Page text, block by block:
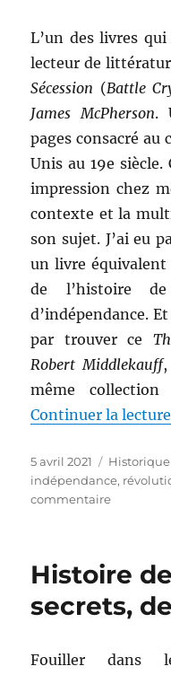
L’un des livres
lecteur de
Sécession (Battle
James McPherson.
pages consacré
Unis au 19e
impression chez
contexte et la
son sujet. J’ai eu
un livre équivalent
de l’histoire
d’indépendance.
par trouver ce
Robert Middlekauff,
même
Continuer la lecture
Publié
le
5 avril 2021 Catégories
Historique
indépendance,
commentairesur
de
Histoire
secrets,
Fouiller dans